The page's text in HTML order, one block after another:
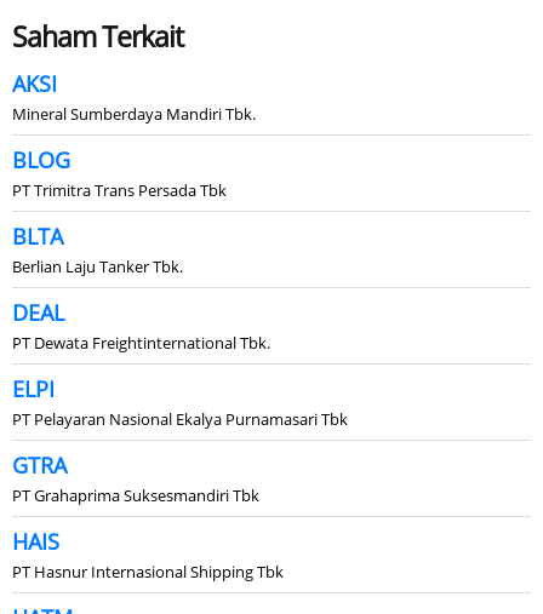
Saham Terkait
AKSI
Mineral Sumberdaya Mandiri Tbk.
BLOG
PT Trimitra Trans Persada Tbk
BLTA
Berlian Laju Tanker Tbk.
DEAL
PT Dewata Freightinternational Tbk.
ELPI
PT Pelayaran Nasional Ekalya Purnamasari Tbk
GTRA
PT Grahaprima Suksesmandiri Tbk
HAIS
PT Hasnur Internasional Shipping Tbk